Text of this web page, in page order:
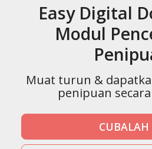
Easy Digital
Modul
Muat turun &
penipuan
CUBALAH